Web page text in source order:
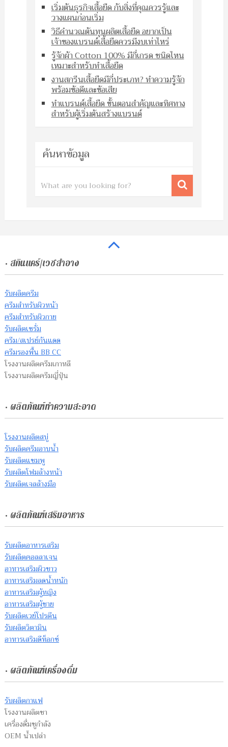
เริ่มต้นธุรกิจเสื้อยืด กับสิ่งที่คุณควรรู้และ
วางแผนก่อนเริ่ม
วิธีคำนวณต้นทุนผลิตเสื้อยืด อยากเป็น
เจ้าของแบรนด์เสื้อยืดควรมีงบเท่าไหร่
รู้จักผ้า Cotton 100% มีกี่เกรด ชนิดไหน
เหมาะสำหรับทำเสื้อยืด
งานสกรีนเสื้อยืดมีกี่ประเภท? ทำความรู้จัก
พร้อมข้อดีและข้อเสีย
ทำแบรนด์เสื้อยืด ขั้นตอนสำคัญและทิศทาง
สำหรับผู้เริ่มต้นสร้างแบรนด์
ค้นหาข้อมูล
• สกินแคร์/เวชสำอาง
รับผลิตครีม
ครีมสำหรับผิวหน้า
ครีมสำหรับผิวกาย
รับผลิตเซรั่ม
ครีม/สเปรย์กันแดด
ครีมรองพื้น BB CC
โรงงานผลิตครีมเกาหลี
โรงงานผลิตครีมญี่ปุ่น
• ผลิตภัณฑ์ทำความสะอาด
โรงงานผลิตสบู่
รับผลิตครีมอาบน้ำ
รับผลิตแชมพู
รับผลิตโฟมล้างหน้า
รับผลิตเจลล้างมือ
• ผลิตภัณฑ์เสริมอาหาร
รับผลิตอาหารเสริม
รับผลิตคอลลาเจน
อาหารเสริมผิวขาว
อาหารเสริมลดน้ำหนัก
อาหารเสริมผู้หญิง
อาหารเสริมผู้ชาย
รับผลิตเวย์โปรตีน
รับผลิตวิตามิน
อาหารเสริมดีท็อกซ์
• ผลิตภัณฑ์เครื่องดื่ม
รับผลิตกาแฟ
โรงงานผลิตชา
เครื่องดื่มชูกำลัง
OEM น้ำเปล่า